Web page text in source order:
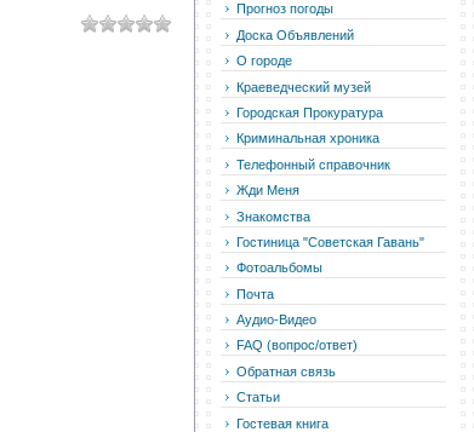
Прогноз погоды
Доска Объявлений
О городе
Краеведческий музей
Городская Прокуратура
Криминальная хроника
Телефонный справочник
Жди Меня
Знакомства
Гостиница "Советская Гавань"
Фотоальбомы
Почта
Аудио-Видео
FAQ (вопрос/ответ)
Обратная связь
Статьи
Гостевая книга